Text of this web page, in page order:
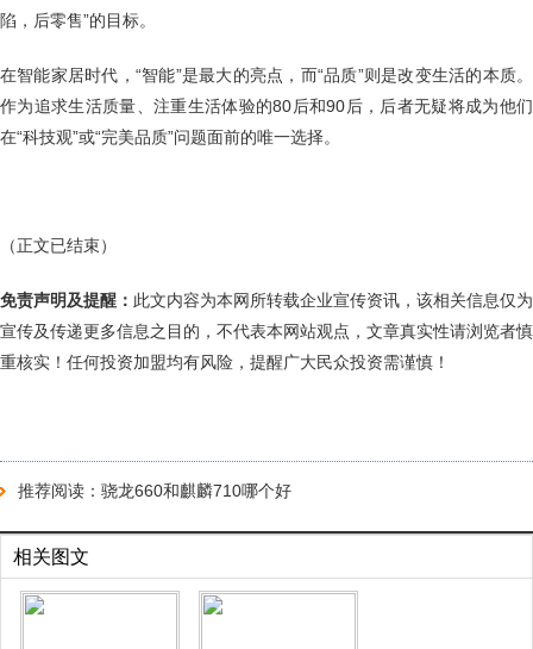
陷，后零售”的目标。
在智能家居时代，“智能”是最大的亮点，而“品质”则是改变生活的本质。
作为追求生活质量、注重生活体验的80后和90后，后者无疑将成为他们
在“科技观”或“完美品质”问题面前的唯一选择。
（正文已结束）
免责声明及提醒： 此文内容为本网所转载企业宣传资讯，该相关信息仅为
宣传及传递更多信息之目的，不代表本网站观点，文章真实性请浏览者慎
重核实！任何投资加盟均有风险，提醒广大民众投资需谨慎！
推荐阅读： 骁龙660和麒麟710哪个好
相关图文